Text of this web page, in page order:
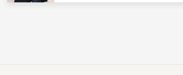
Japanska kejsarhuset